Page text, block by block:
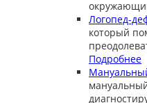
Логопед-
который
Подробнее